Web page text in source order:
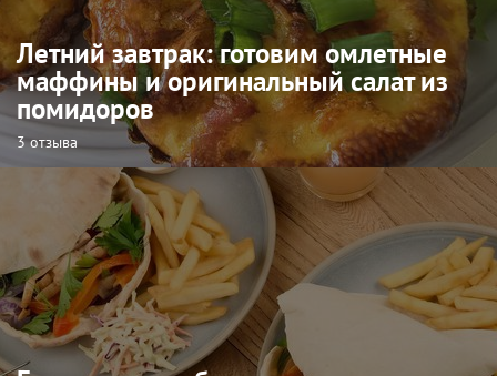
Летний завтрак: готовим омлетные
маффины и оригинальный салат из
помидоров
3 отзыва